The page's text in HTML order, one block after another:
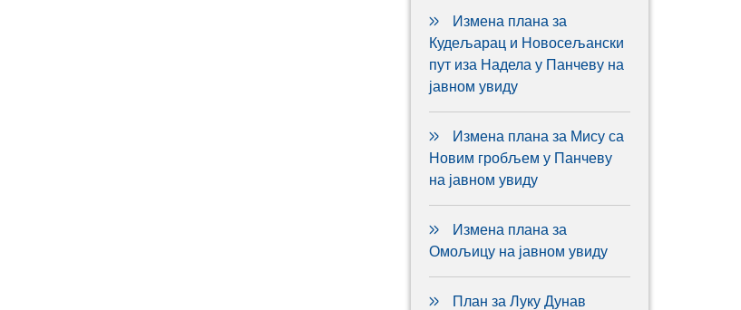
Измена плана за
Кудељарац и Новосељански
пут иза Надела у Панчеву на
јавном увиду
Измена плана за Мису са
Новим гробљем у Панчеву
на јавном увиду
Измена плана за
Омољицу на јавном увиду
План за Луку Дунав